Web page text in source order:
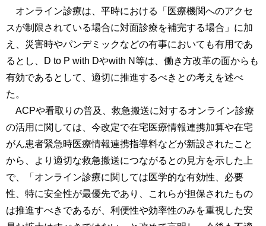
オンライン診療は、平時における「医療機関へのアクセ
スが制限されている場合に対面診療を補完する場合」に加
え、災害時やパンデミックなどの有事においても有用であ
るとし、D to P with Dやwith N等は、働き方改革の面からも
有効であるとして、適切に推進するべきとの考えを述べ
た。
ACPや看取りの普及、救急搬送に対するオンライン診療
の活用に関しては、今改定で在宅医療情報連携加算や在宅
がん患者緊急時医療情報連携指導料などが新設されたこと
から、より適切な救急搬送につながるとの見方を示した上
で、「オンライン診療に関しては医学的な有効性、必要
性、特に安全性が最優先であり、これらが担保されたもの
は推進すべきであるが、利便性や効率性のみを重視した安